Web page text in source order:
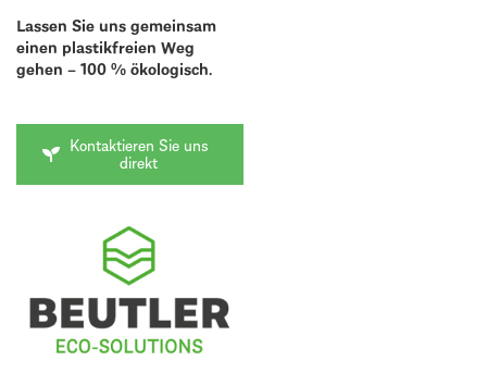
Lassen Sie uns gemeinsam
einen plastikfreien Weg
gehen – 100 % ökologisch.
Kontaktieren Sie uns
direkt